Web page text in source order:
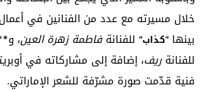
خلال مسيرته مع عدد من الفنانين في أعمال
بينها “كذاب”للفنانةفاطمة زهرة العين،
للفنانةريف، إضافة إلى مشاركاته في
فنية قدّمت صورة مشرّفة للشعر الإماراتي.